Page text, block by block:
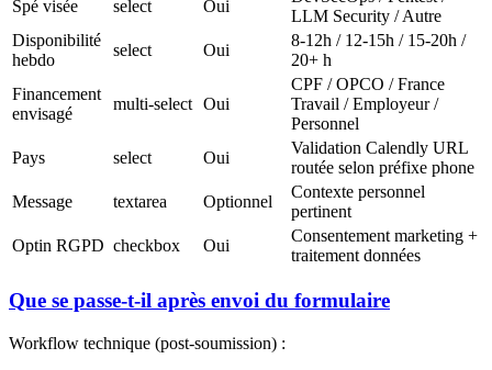
Spé visée select Oui
LLM Security / Autre
Disponibilité
hebdo
select Oui
8-12h / 12-15h / 15-20h /
20+ h
Financement
envisagé
multi-select Oui
CPF / OPCO / France
Travail / Employeur /
Personnel
Pays
select Oui
Validation Calendly URL
routée selon préfixe phone
Message
textarea Optionnel
Contexte personnel
pertinent
Optin RGPD checkbox Oui
Consentement marketing +
traitement données
Que se passe-t-il après envoi du formulaire
Workflow technique (post-soumission) :